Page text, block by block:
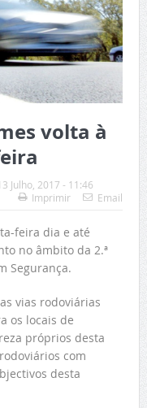
volta à
Julho, 2017 - 11:46
Imprimir
Email
feira dia e até
no âmbito da 2.ª
Segurança.
vias rodoviárias
os locais de
próprios desta
com
desta